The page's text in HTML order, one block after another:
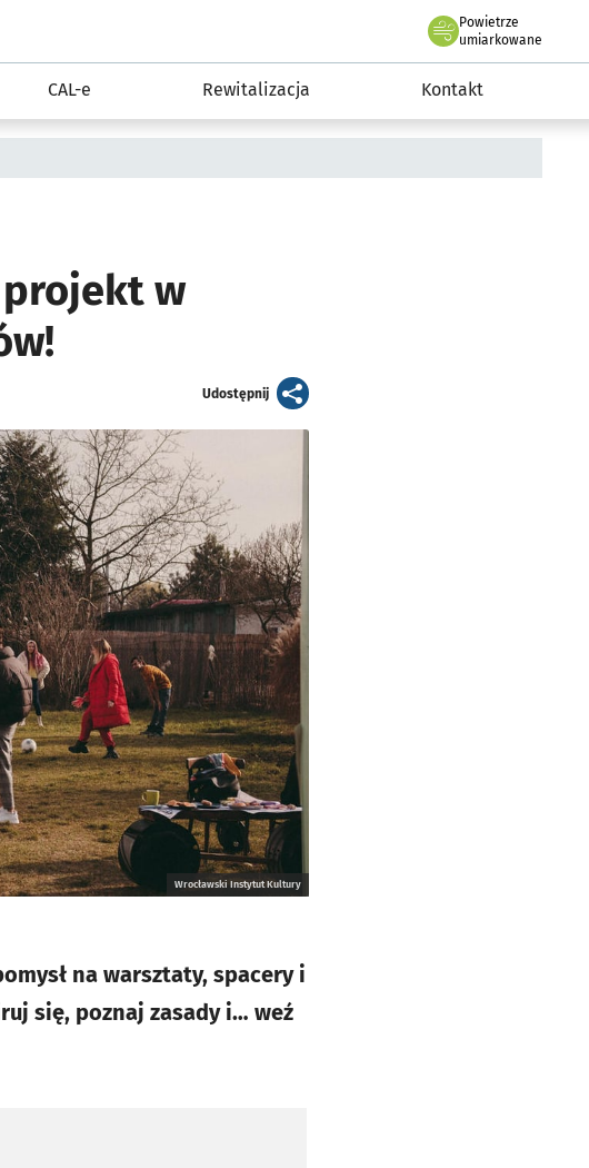
Rozmawia
Powietrze
we Wrocławiu
umiarkowane
CAL-e Rewitalizacja Kontakt
projekt w
Udostępnijartykuł
Wrocławski Instytut Kultury
na warsztaty, spacery i
się, poznaj zasady i… weź